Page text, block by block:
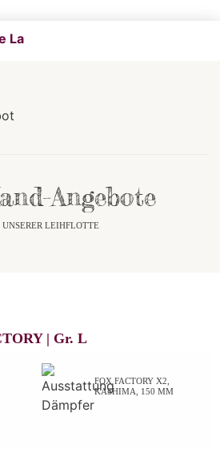
Angebote
UNSERER LEIHFLOTTE
| Gr. L
FOX FACTORY X2,
KASHIMA, 150 MM